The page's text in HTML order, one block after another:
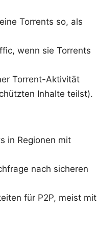
Torrents so, als
wenn sie Torrents
Torrent-Aktivität
Inhalte teilst).
in Regionen mit
nach sicheren
für P2P, meist mit